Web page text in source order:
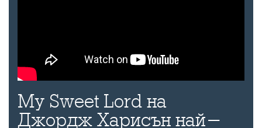
My Sweet Lord на
Джордж Харисън най-